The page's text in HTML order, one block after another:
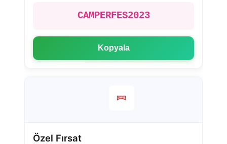
CAMPERFES2023
Kopyala
Özel Fırsat